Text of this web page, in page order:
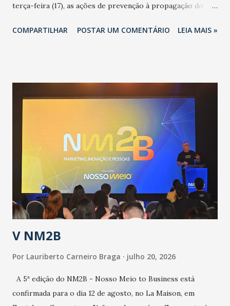
terça-feira (17), as ações de prevenção à propagação do
adotadas pelo Governo do Estado na contenção da
população suspeita e de cuidados com os ambientes
públicos e domiciliares. “Nós não estamos vivendo uma
epidemia comum, como temos em todos os anos, com
aumento de casos de dengue, influenza ou H1N1. Trata-se
de uma epidemia com um vírus diferente, com um poder de
contaminação maior que outros coronavírus”, apontou o
secretário. Segundo ele, é uma epidemia com chance de
contaminação alta, podendo gerar um grande risco à
população e ao sistema de saúde. “Precisamos saber fazer a
estratificação do risco da doença, para não so...
COMPARTILHAR POSTAR UM COMENTÁRIO LEIA MAIS »
V NM2B
Por Lauriberto Carneiro Braga julho 20, 2026
A 5ª edição do NM2B - Nosso Meio to Business está
confirmada para o dia 12 de agosto, no La Maison, em